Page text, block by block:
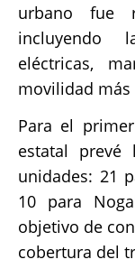
urbano fue
incluyendo
eléctricas,
movilidad más
Para el
estatal prevé
unidades: 21
10 para
objetivo de
cobertura del